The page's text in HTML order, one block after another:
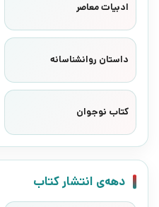
ادبیات معاصر
داستان روانشناسانه
کتاب نوجوان
دهه‌ی انتشار کتاب